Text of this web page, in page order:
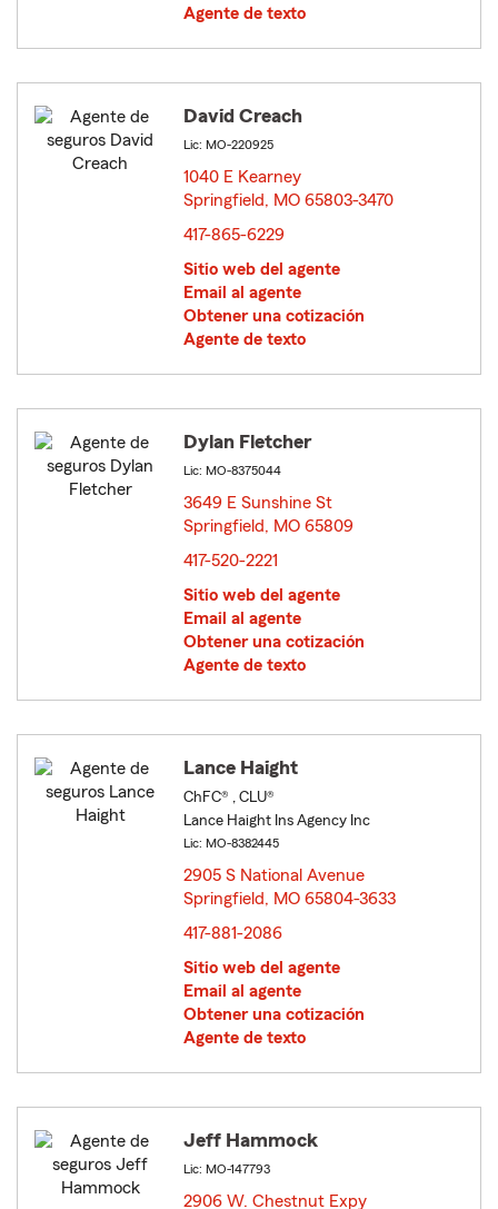
Agente de texto
David Creach
Lic: MO-220925
1040 E Kearney
Springfield, MO 65803-3470
417-865-6229
Sitio web del agente
Email al agente
Obtener una cotización
Agente de texto
Dylan Fletcher
Lic: MO-8375044
3649 E Sunshine St
Springfield, MO 65809
417-520-2221
Sitio web del agente
Email al agente
Obtener una cotización
Agente de texto
Lance Haight
ChFC® , CLU®
Lance Haight Ins Agency Inc
Lic: MO-8382445
2905 S National Avenue
Springfield, MO 65804-3633
417-881-2086
Sitio web del agente
Email al agente
Obtener una cotización
Agente de texto
Jeff Hammock
Lic: MO-147793
2906 W. Chestnut Expy